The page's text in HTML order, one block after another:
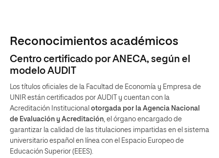
Reconocimientos académicos
Centro certificado por ANECA, según el
modelo AUDIT
Los títulos oficiales de la Facultad de Economía y Empresa de
UNIR están certificados por AUDIT y cuentan con la
Acreditación Institucional otorgada por la Agencia Nacional
de Evaluación y Acreditación, el órgano encargado de
garantizar la calidad de las titulaciones impartidas en el sistema
universitario español en línea con el Espacio Europeo de
Educación Superior (EEES).